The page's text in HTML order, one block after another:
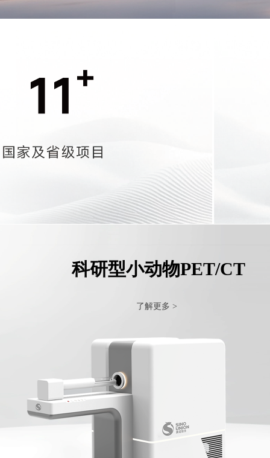
科研型小动物PET/CT
了解更多 >